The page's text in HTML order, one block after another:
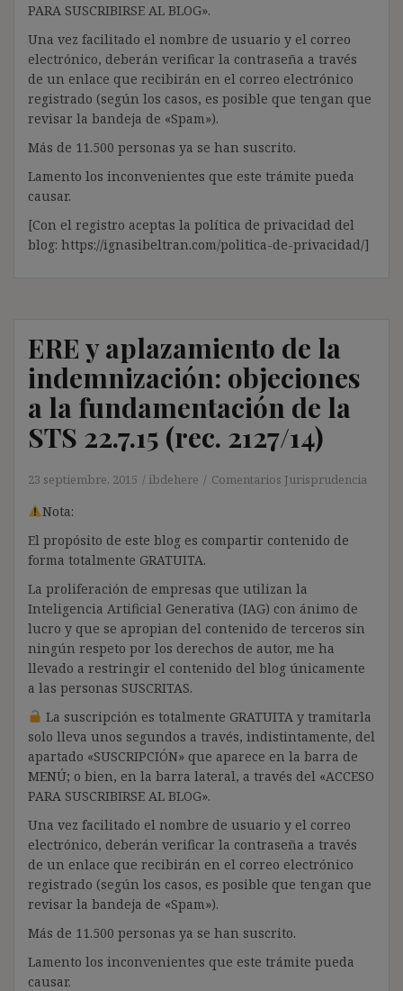
PARA SUSCRIBIRSE AL BLOG».
Una vez facilitado el nombre de usuario y el correo
electrónico, deberán verificar la contraseña a través
de un enlace que recibirán en el correo electrónico
registrado (según los casos, es posible que tengan que
revisar la bandeja de «Spam»).
Más de 11.500 personas ya se han suscrito.
Lamento los inconvenientes que este trámite pueda
causar.
[Con el registro aceptas la política de privacidad del
blog: https://ignasibeltran.com/politica-de-privacidad/]
ERE y aplazamiento de la
indemnización: objeciones
a la fundamentación de la
STS 22.7.15 (rec. 2127/14)
23 septiembre, 2015 ibdehere Comentarios Jurisprudencia
Nota:
El propósito de este blog es compartir contenido de
forma totalmente GRATUITA.
La proliferación de empresas que utilizan la
Inteligencia Artificial Generativa (IAG) con ánimo de
lucro y que se apropian del contenido de terceros sin
ningún respeto por los derechos de autor, me ha
llevado a restringir el contenido del blog únicamente
a las personas SUSCRITAS.
La suscripción es totalmente GRATUITA y tramitarla
solo lleva unos segundos a través, indistintamente, del
apartado «SUSCRIPCIÓN» que aparece en la barra de
MENÚ; o bien, en la barra lateral, a través del «ACCESO
PARA SUSCRIBIRSE AL BLOG».
Una vez facilitado el nombre de usuario y el correo
electrónico, deberán verificar la contraseña a través
de un enlace que recibirán en el correo electrónico
registrado (según los casos, es posible que tengan que
revisar la bandeja de «Spam»).
Más de 11.500 personas ya se han suscrito.
Lamento los inconvenientes que este trámite pueda
causar.